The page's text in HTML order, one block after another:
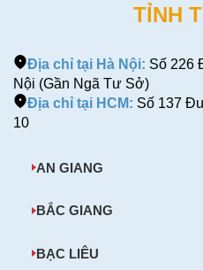
TỈNH
Địa chỉ tại Hà Nội: Số 226
Nội (Gần Ngã Tư Sở)
Địa chỉ tại HCM: Số 137
10
AN GIANG
BẮC GIANG
BẠC LIÊU